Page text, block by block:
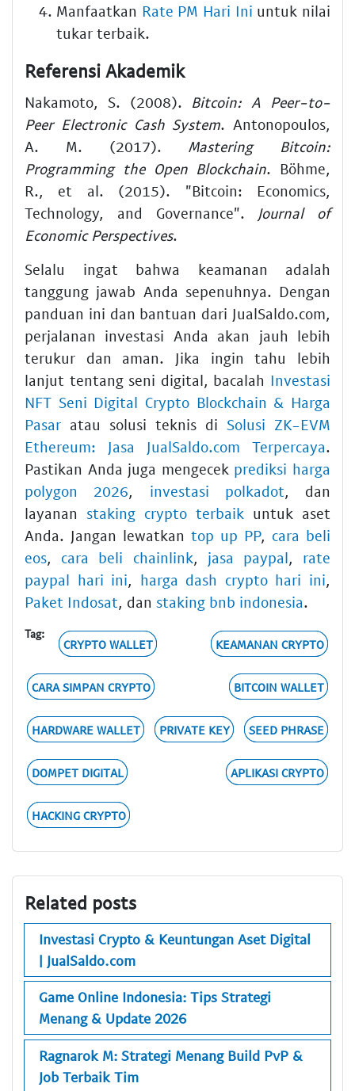
Manfaatkan Rate PM Hari Ini untuk nilai
tukar terbaik.
Referensi Akademik
Nakamoto, S. (2008). Bitcoin: A Peer-to-
Peer Electronic Cash System. Antonopoulos,
A. M. (2017). Mastering Bitcoin:
Programming the Open Blockchain. Böhme,
R., et al. (2015). "Bitcoin: Economics,
Technology, and Governance". Journal of
Economic Perspectives.
Selalu ingat bahwa keamanan adalah
tanggung jawab Anda sepenuhnya. Dengan
panduan ini dan bantuan dari JualSaldo.com,
perjalanan investasi Anda akan jauh lebih
terukur dan aman. Jika ingin tahu lebih
lanjut tentang seni digital, bacalah Investasi
NFT Seni Digital Crypto Blockchain & Harga
Pasar atau solusi teknis di Solusi ZK-EVM
Ethereum: Jasa JualSaldo.com Terpercaya.
Pastikan Anda juga mengecek prediksi harga
polygon 2026, investasi polkadot, dan
layanan staking crypto terbaik untuk aset
Anda. Jangan lewatkan top up PP, cara beli
eos, cara beli chainlink, jasa paypal, rate
paypal hari ini, harga dash crypto hari ini,
Paket Indosat, dan staking bnb indonesia.
Tag:
CRYPTO WALLET KEAMANAN CRYPTO
CARA SIMPAN CRYPTO BITCOIN WALLET
HARDWARE WALLET PRIVATE KEY SEED PHRASE
DOMPET DIGITAL APLIKASI CRYPTO
HACKING CRYPTO
Related posts
Investasi Crypto & Keuntungan Aset Digital
| JualSaldo.com
Game Online Indonesia: Tips Strategi
Menang & Update 2026
Ragnarok M: Strategi Menang Build PvP &
Job Terbaik Tim